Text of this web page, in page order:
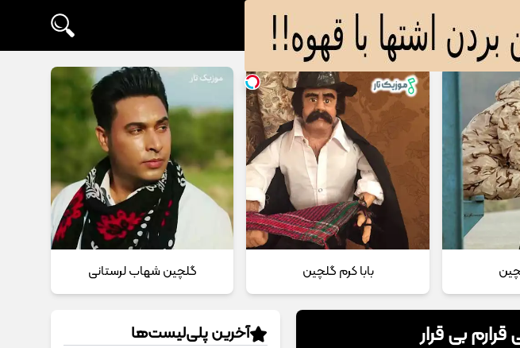
بابا کرم گلچین گلچین شهاب لرستانی
بی قرار آخرین پلی‌لیست‌ها